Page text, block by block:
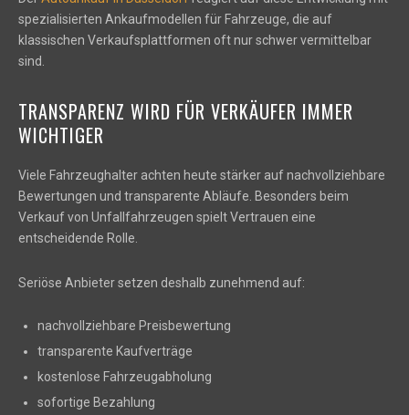
spezialisierten Ankaufmodellen für Fahrzeuge, die auf
klassischen Verkaufsplattformen oft nur schwer vermittelbar
sind.
TRANSPARENZ WIRD FÜR VERKÄUFER IMMER
WICHTIGER
Viele Fahrzeughalter achten heute stärker auf nachvollziehbare
Bewertungen und transparente Abläufe. Besonders beim
Verkauf von Unfallfahrzeugen spielt Vertrauen eine
entscheidende Rolle.
Seriöse Anbieter setzen deshalb zunehmend auf:
nachvollziehbare Preisbewertung
transparente Kaufverträge
kostenlose Fahrzeugabholung
sofortige Bezahlung